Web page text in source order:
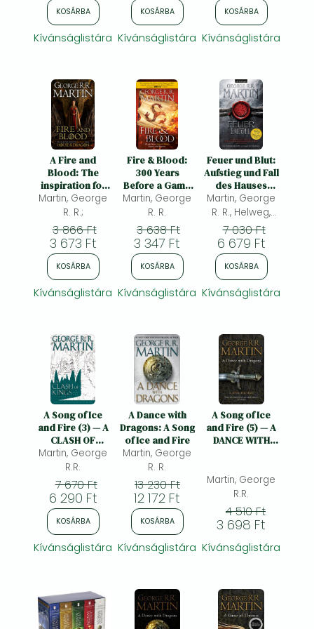
Frieren manga
Bleach manga
Seven
Kingdoms"" -
TV-Start Januar
2026!"
KOSÁRBA
Kívánságlistára
House of the
KOSÁRBA
Kívánságlistára
KOSÁRBA
Kívánságlistára
A Fire and
Blood: The
inspiration for
HBO's House of
the Dragon
Martin, George
R. R.;
3 866 Ft
3 673 Ft
KOSÁRBA
Kívánságlistára
Fire & Blood:
300 Years
Before a Game
of Thrones
Martin, George
R. R.
3 638 Ft
3 347 Ft
KOSÁRBA
Kívánságlistára
Feuer und Blut:
Aufstieg und Fall
des Hauses
Targaryen von
Westeros
Martin, George
R. R., Helweg,
Andreas(ed.)
7 030 Ft
6 679 Ft
KOSÁRBA
Kívánságlistára
A Song of Ice
and Fire (3) — A
CLASH OF
KINGS: GRAPHIC
NOVEL, VOLUME
THREE
Martin, George
R.R.
7 670 Ft
6 290 Ft
KOSÁRBA
Kívánságlistára
A Dance with
Dragons: A Song
of Ice and Fire
Martin, George
R. R.
13 230 Ft
12 172 Ft
KOSÁRBA
Kívánságlistára
A Song of Ice
and Fire (5) — A
DANCE WITH
FEAST
Martin, George
R.R.
4 510 Ft
3 698 Ft
Kívánságlistára